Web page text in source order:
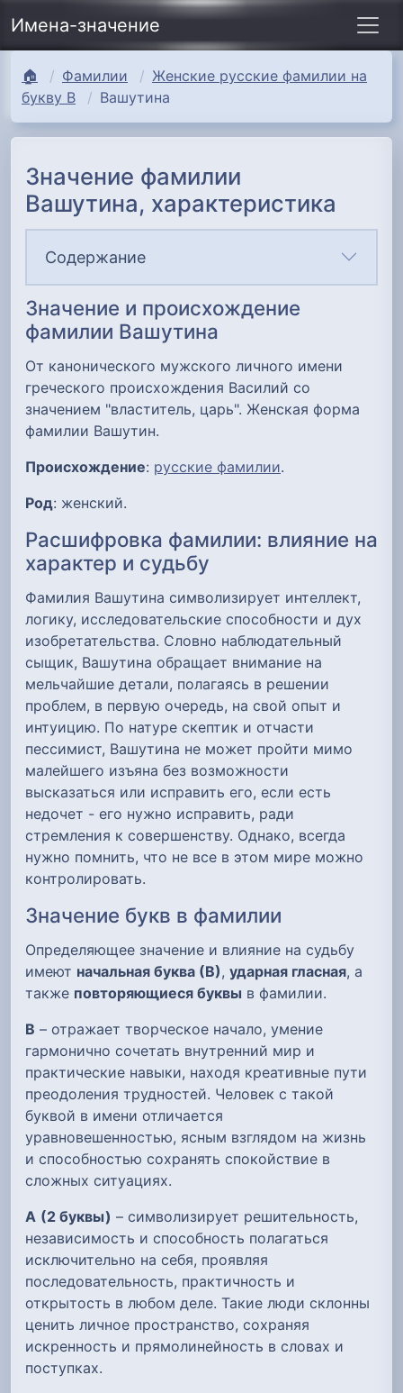
Имена-значение
🏠 Фамилии
Женские русские фамилии на
букву В
Вашутина
Значение фамилии
Вашутина, характеристика
Содержание
Значение и происхождение
фамилии Вашутина
От канонического мужского личного имени
греческого происхождения Василий со
значением "властитель, царь". Женская форма
фамилии Вашутин.
Происхождение: русские фамилии.
Род: женский.
Расшифровка фамилии: влияние на
характер и судьбу
Фамилия Вашутина символизирует интеллект,
логику, исследовательские способности и дух
изобретательства. Словно наблюдательный
сыщик, Вашутина обращает внимание на
мельчайшие детали, полагаясь в решении
проблем, в первую очередь, на свой опыт и
интуицию. По натуре скептик и отчасти
пессимист, Вашутина не может пройти мимо
малейшего изъяна без возможности
высказаться или исправить его, если есть
недочет - его нужно исправить, ради
стремления к совершенству. Однако, всегда
нужно помнить, что не все в этом мире можно
контролировать.
Значение букв в фамилии
Определяющее значение и влияние на судьбу
имеют начальная буква (В), ударная гласная, а
также повторяющиеся буквы в фамилии.
В – отражает творческое начало, умение
гармонично сочетать внутренний мир и
практические навыки, находя креативные пути
преодоления трудностей. Человек с такой
буквой в имени отличается
уравновешенностью, ясным взглядом на жизнь
и способностью сохранять спокойствие в
сложных ситуациях.
А (2 буквы) – символизирует решительность,
независимость и способность полагаться
исключительно на себя, проявляя
последовательность, практичность и
открытость в любом деле. Такие люди склонны
ценить личное пространство, сохраняя
искренность и прямолинейность в словах и
поступках.